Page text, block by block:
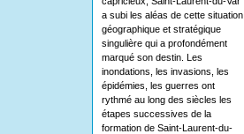
a subi les aléas de cette situation
géographique et stratégique
singulière qui a profondément
marqué son destin. Les
inondations, les invasions, les
épidémies, les guerres ont
rythmé au long des siècles les
étapes successives de la
formation de Saint-Laurent-du-